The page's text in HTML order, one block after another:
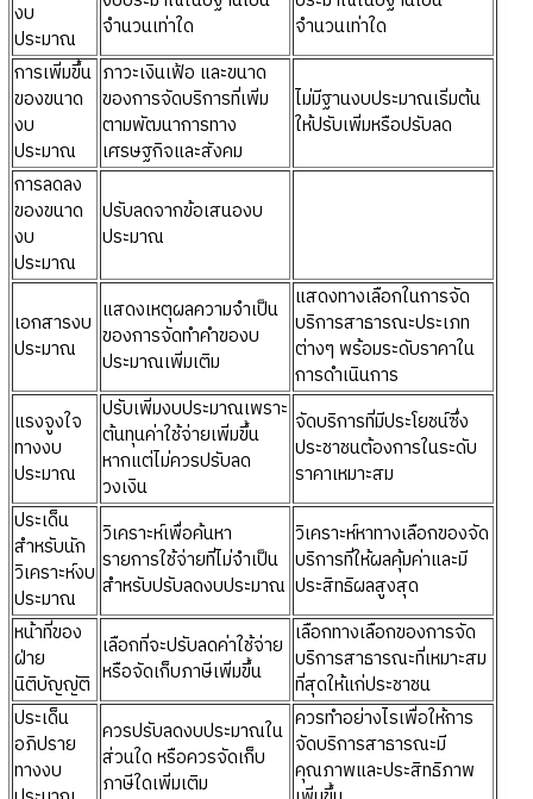
งบ
ประมาณ
จำนวนเท่าใด
จำนวนเท่าใด
การเพิ่มขึ้น
ของขนาด
งบ
ประมาณ
ภาวะเงินเฟ้อ และขนาด
ของการจัดบริการที่เพิ่ม
ตามพัฒนาการทาง
เศรษฐกิจและสังคม
ไม่มีฐานงบประมาณเริ่มต้น
ให้ปรับเพิ่มหรือปรับลด
การลดลง
ของขนาด
งบ
ประมาณ
ปรับลดจากข้อเสนองบ
ประมาณ
เอกสารงบ
ประมาณ
แสดงเหตุผลความจำเป็น
ของการจัดทำคำของบ
ประมาณเพิ่มเติม
แสดงทางเลือกในการจัด
บริการสาธารณะประเภท
ต่างๆ พร้อมระดับราคาใน
การดำเนินการ
แรงจูงใจ
ทางงบ
ประมาณ
ปรับเพิ่มงบประมาณเพราะ
ต้นทุนค่าใช้จ่ายเพิ่มขึ้น
หากแต่ไม่ควรปรับลด
วงเงิน
จัดบริการที่มีประโยชน์ซึ่ง
ประชาชนต้องการในระดับ
ราคาเหมาะสม
ประเด็น
สำหรับนัก
วิเคราะห์งบ
ประมาณ
วิเคราะห์เพื่อค้นหา
รายการใช้จ่ายที่ไม่จำเป็น
สำหรับปรับลดงบประมาณ
วิเคราะห์หาทางเลือกของจัด
บริการที่ให้ผลคุ้มค่าและมี
ประสิทธิผลสูงสุด
หน้าที่ของ
ฝ่าย
นิติบัญญัติ
เลือกที่จะปรับลดค่าใช้จ่าย
หรือจัดเก็บภาษีเพิ่มขึ้น
เลือกทางเลือกของการจัด
บริการสาธารณะที่เหมาะสม
ที่สุดให้แก่ประชาชน
ประเด็น
อภิปราย
ทางงบ
ควรปรับลดงบประมาณใน
ส่วนใด หรือควรจัดเก็บ
ภาษีใดเพิ่มเติม
ควรทำอย่างไรเพื่อให้การ
จัดบริการสาธารณะมี
คุณภาพและประสิทธิภาพ